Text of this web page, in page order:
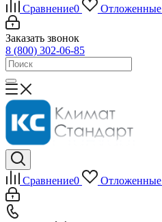
Сравнение0 Отложенные
Заказать звонок
8 (800) 302-06-85
Сравнение0 Отложенные